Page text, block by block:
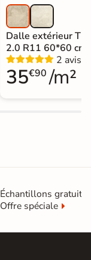
Dalle extérieur
2.0 R11 60*60 cm
2 avis
35€90 /m²
Échantillons gratuit
Offre spéciale